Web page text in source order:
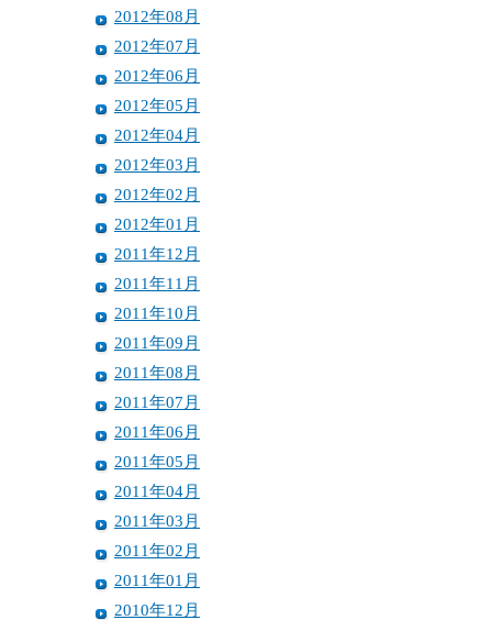
2012年08月
2012年07月
2012年06月
2012年05月
2012年04月
2012年03月
2012年02月
2012年01月
2011年12月
2011年11月
2011年10月
2011年09月
2011年08月
2011年07月
2011年06月
2011年05月
2011年04月
2011年03月
2011年02月
2011年01月
2010年12月